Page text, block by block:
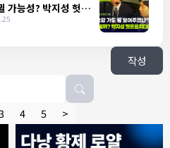
능성? 박지성 헛웃음
작성
4 5 >